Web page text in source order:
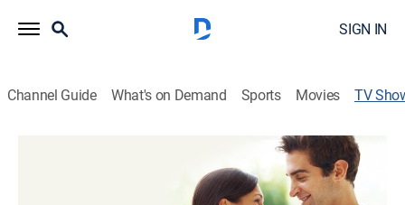
SIGN IN
Channel Guide What's on Demand Sports Movies TV
Sí, quiero. Claves para un matrimonio